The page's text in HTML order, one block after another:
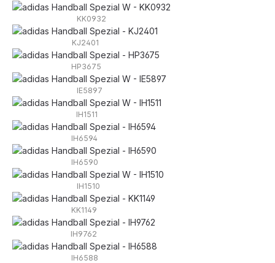
KK0932
KJ2401
HP3675
IE5897
IH1511
IH6594
IH6590
IH1510
KK1149
IH9762
IH6588